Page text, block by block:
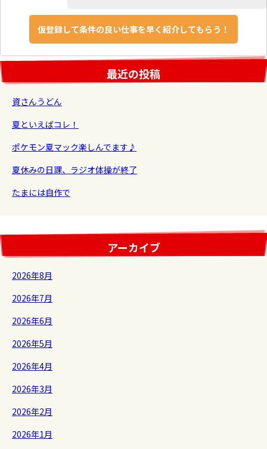
最近の投稿
資さんうどん
夏といえばコレ！
ポケモン夏マック楽しんでます♪
夏休みの日課、ラジオ体操が終了
たまには自作で
アーカイブ
2026年8月
2026年7月
2026年6月
2026年5月
2026年4月
2026年3月
2026年2月
2026年1月